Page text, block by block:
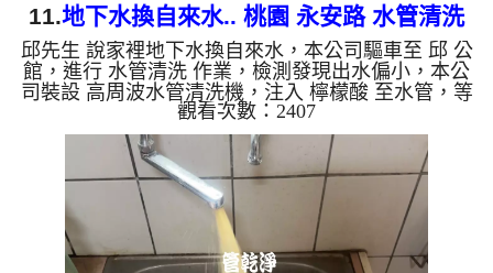
11.地下水換自來水.. 桃園 永安路 水管清洗
邱先生 說家裡地下水換自來水，本公司驅車至 邱 公
館，進行 水管清洗 作業，檢測發現出水偏小，本公
司裝設 高周波水管清洗機，注入 檸檬酸 至水管，等
了約15分，開啟 水管清洗機 ，啟動 螺旋波 模式，一
洗水管就流出黑色髒水，越洗顏色就越黑，比墨汁還
黑，四個多小時後，出水變乾淨出水量也變大了。
如是自來水，如水管老化，會產生鐵鏽跟泥沙堆積，
洗出來的水就會是咖啡色，地下水含有氧化錳，管壁
上會結成黑色管垢，洗出來的水會跟石油一樣黑，有
些洗出綠色的水，是因為裡面有銅的物質，生鏽產生
銅綠，如是藍色的...
觀看次數：2407